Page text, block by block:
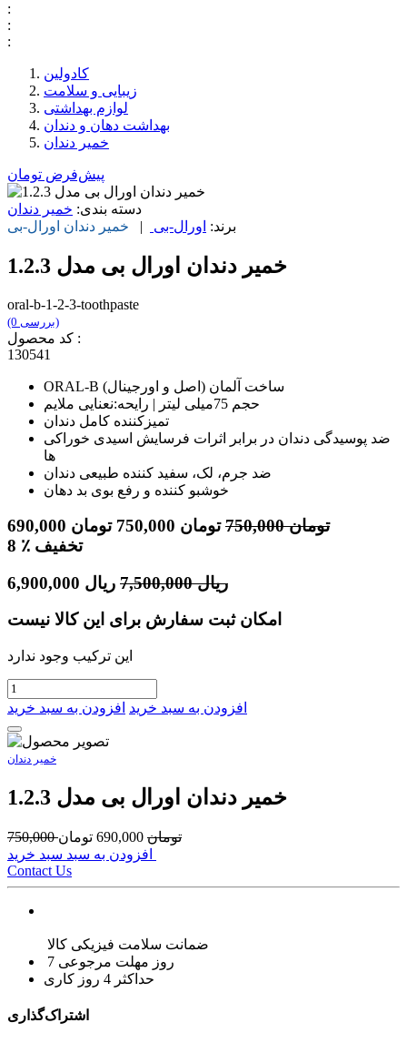
:
:
:
کادولین
زیبایی و سلامت
لوازم بهداشتی
بهداشت دهان و دندان
خمیر دندان
پیش‌فرض تومان
دسته بندی: خمیر دندان
برند: اورال-بی | خمیر دندان اورال-بی
خمیر دندان اورال بی مدل 1.2.3
oral-b-1-2-3-toothpaste
(0 بررسی)
کد محصول :
130541
ORAL-B ساخت آلمان (اصل و اورجینال)
حجم 75میلی لیتر | رایحه:نعنایی ملایم
تمیزکننده کامل دندان
ضد پوسیدگی دندان در برابر اثرات فرسایش اسیدی خوراکی
ها
ضد جرم، لک، سفید کننده طبیعی دندان
خوشبو کننده و رفع بوی بد دهان
690,000 تومان 750,000 تومان 750,000 تومان
8
٪ تخفیف
6,900,000 ریال 7,500,000 ریال
امکان ثبت سفارش برای این کالا نیست
این ترکیب وجود ندارد
افزودن به سبد خرید افزودن به سبد خرید
خمیر دندان
خمیر دندان اورال بی مدل 1.2.3
750,000 تومان 690,000 تومان
Contact Us
ضمانت سلامت فیزیکی کالا
7 روز مهلت مرجوعی
حداکثر 4 روز کاری
اشتراک‌گذاری